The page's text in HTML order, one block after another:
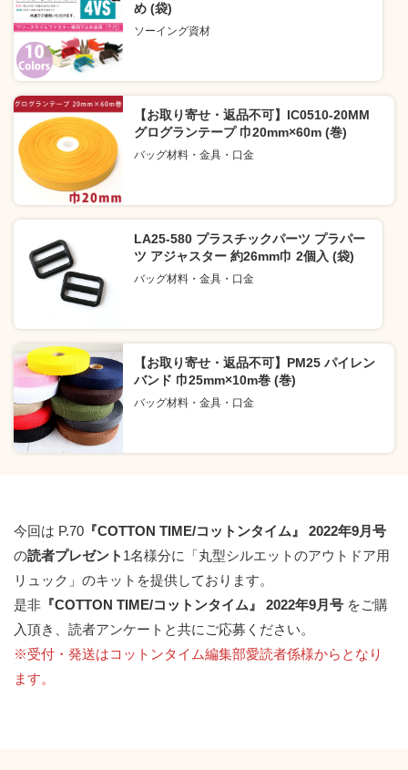
め (袋)
ソーイング資材
【お取り寄せ・返品不可】IC0510-20MM
グログランテープ 巾20mm×60m (巻)
バッグ材料・金具・口金
LA25-580 プラスチックパーツ プラパー
ツ アジャスター 約26mm巾 2個入 (袋)
バッグ材料・金具・口金
【お取り寄せ・返品不可】PM25 パイレン
バンド 巾25mm×10m巻 (巻)
バッグ材料・金具・口金
今回は P.70 『COTTON TIME/コットンタイム』
2022年9月号
の読者プレゼント 1名様分に「丸型シルエットのアウトドア用
リュック」のキットを提供しております。
是非 『COTTON TIME/コットンタイム』 2022年9月号 をご購
入頂き、読者アンケートと共にご応募ください。
※受付・発送はコットンタイム編集部愛読者係様からとなり
ます。